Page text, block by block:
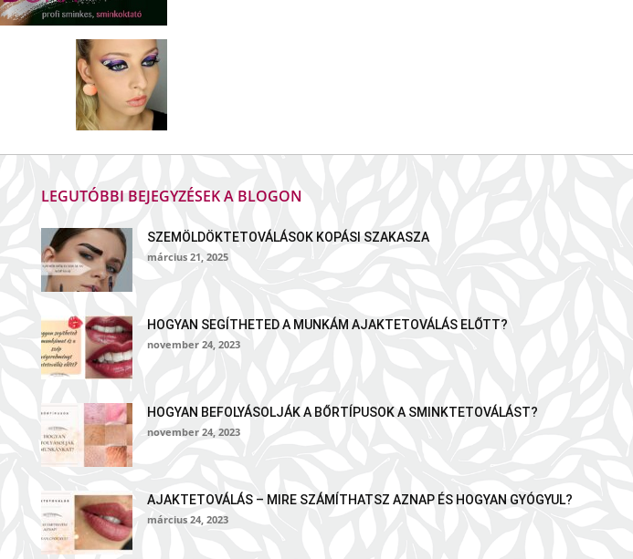
LEGUTÓBBI BEJEGYZÉSEK A BLOGON
SZEMÖLDÖKTETOVÁLÁSOK KOPÁSI SZAKASZA
március 21, 2025
HOGYAN SEGÍTHETED A MUNKÁM AJAKTETOVÁLÁS ELŐTT?
november 24, 2023
HOGYAN BEFOLYÁSOLJÁK A BŐRTÍPUSOK A SMINKTETOVÁLÁST?
november 24, 2023
AJAKTETOVÁLÁS – MIRE SZÁMÍTHATSZ AZNAP ÉS HOGYAN GYÓGYUL?
március 24, 2023